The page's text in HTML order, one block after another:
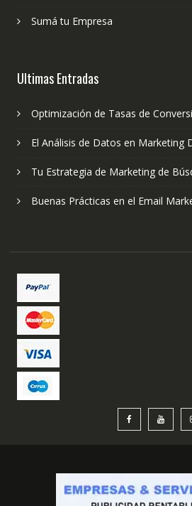
Sumá tu Empresa
Ultimas Entradas
Optimización de Tasas de
El Análisis de Datos en Marketing
Tu Estrategia de Marketing de
Buenas Prácticas en el Email